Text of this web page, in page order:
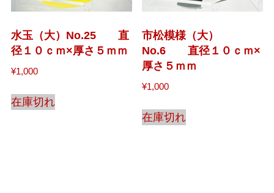
水玉（大）No.25 直
径１０ｃｍ×厚さ５ｍｍ
¥1,000
在庫切れ
市松模様（大）
No.6 直径１０ｃｍ×
厚さ５ｍｍ
¥1,000
在庫切れ